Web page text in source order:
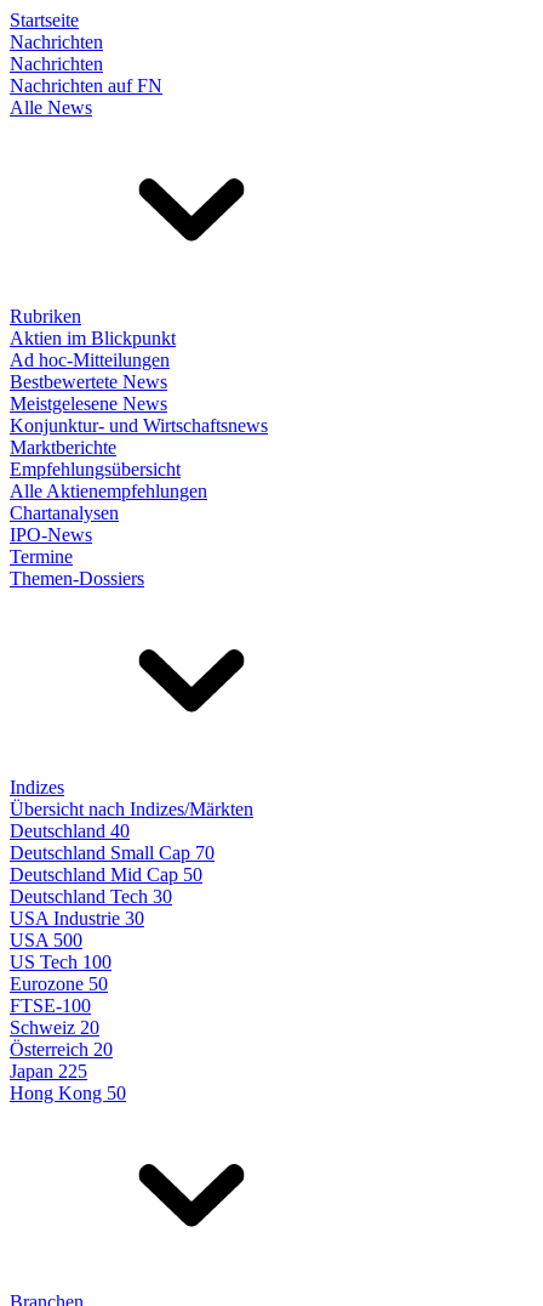
Startseite
Nachrichten
Nachrichten
Nachrichten auf FN
Alle News
Rubriken
Aktien im Blickpunkt
Ad hoc-Mitteilungen
Bestbewertete News
Meistgelesene News
Konjunktur- und Wirtschaftsnews
Marktberichte
Empfehlungsübersicht
Alle Aktienempfehlungen
Chartanalysen
IPO-News
Termine
Themen-Dossiers
Indizes
Übersicht nach Indizes/Märkten
Deutschland 40
Deutschland Small Cap 70
Deutschland Mid Cap 50
Deutschland Tech 30
USA Industrie 30
USA 500
US Tech 100
Eurozone 50
FTSE-100
Schweiz 20
Österreich 20
Japan 225
Hong Kong 50
Branchen